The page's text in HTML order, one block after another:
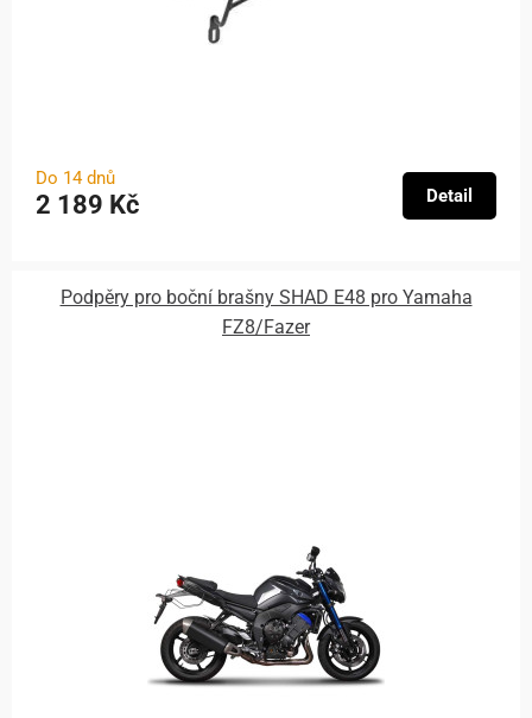
Do 14 dnů
2 189 Kč Detail
Podpěry pro boční brašny SHAD E48 pro Yamaha
FZ8/Fazer